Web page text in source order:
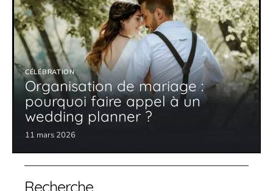
CÉLÉBRATION
Organisation de mariage :
pourquoi faire appel à un
wedding planner ?
11 mars 2026
Recherche